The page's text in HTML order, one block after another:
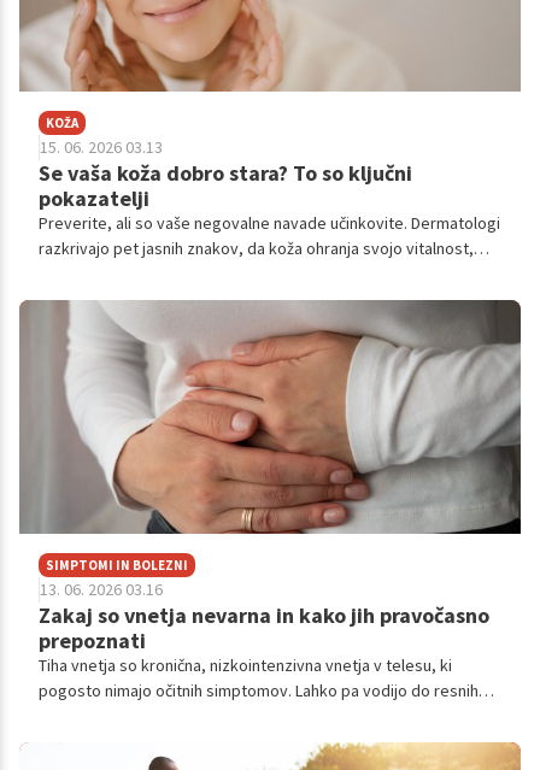
KOŽA
15. 06. 2026 03.13
Se vaša koža dobro stara? To so ključni
pokazatelji
Preverite, ali so vaše negovalne navade učinkovite. Dermatologi
razkrivajo pet jasnih znakov, da koža ohranja svojo vitalnost,
SIMPTOMI IN BOLEZNI
13. 06. 2026 03.16
Zakaj so vnetja nevarna in kako jih pravočasno
prepoznati
Tiha vnetja so kronična, nizkointenzivna vnetja v telesu, ki
pogosto nimajo očitnih simptomov. Lahko pa vodijo do resnih
zdravstveno težavo, ki jo mnogi spregledajo.